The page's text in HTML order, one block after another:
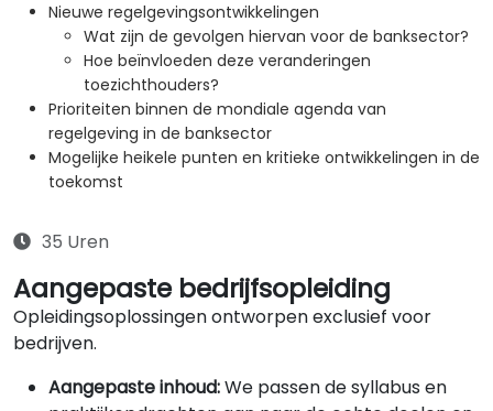
Nieuwe regelgevingsontwikkelingen
Wat zijn de gevolgen hiervan voor de banksector?
Hoe beïnvloeden deze veranderingen
toezichthouders?
Prioriteiten binnen de mondiale agenda van
regelgeving in de banksector
Mogelijke heikele punten en kritieke ontwikkelingen in de
toekomst
35 Uren
Aangepaste bedrijfsopleiding
Opleidingsoplossingen ontworpen exclusief voor
bedrijven.
Aangepaste inhoud:We passen de syllabus en